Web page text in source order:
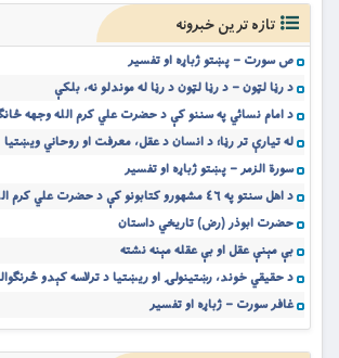
تازه ترین خبرونه
ص سورت – پښتو ژباړه او تفسیر
د رڼا لټون – د رڼا لټون د رڼا له موندلو نه، بلکې
د امام نسائي په سننو کې د حضرت علي کرم الله وجهه
له تیارې تر رڼا؛ د انسان د عقل، معرفت او روحاني ویښتیا
سورة الزمر – پښتو ژباړه او تفسیر
د اهل سنتو په ٤٦ مشهورو کتابونو کې د حضرت علي کرم الله
حضرت ابوذر (رض) تاریخي داستان
بې مېنې عقل او بې عقله مېنه نشته
د حقیقي خوند، رښتینولۍ او ریښتیا د ترلاسه کېدو
غافر سورت – ژباړه او تفسیر